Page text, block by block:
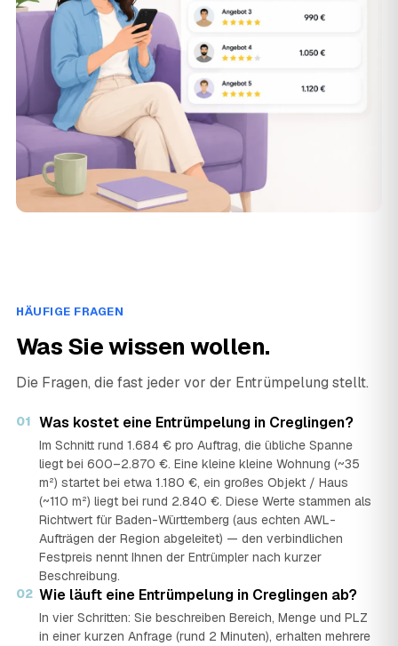
HÄUFIGE FRAGEN
Was Sie wissen wollen.
Die Fragen, die fast jeder vor der Entrümpelung stellt.
01 Was kostet eine Entrümpelung in Creglingen?
Im Schnitt rund 1.684 € pro Auftrag, die übliche Spanne
liegt bei 600–2.870 €. Eine kleine kleine Wohnung (~35
m²) startet bei etwa 1.180 €, ein großes Objekt / Haus
(~110 m²) liegt bei rund 2.840 €. Diese Werte stammen als
Richtwert für Baden-Württemberg (aus echten AWL-
Aufträgen der Region abgeleitet) — den verbindlichen
Festpreis nennt Ihnen der Entrümpler nach kurzer
Beschreibung.
02 Wie läuft eine Entrümpelung in Creglingen ab?
In vier Schritten: Sie beschreiben Bereich, Menge und PLZ
in einer kurzen Anfrage (rund 2 Minuten), erhalten mehrere